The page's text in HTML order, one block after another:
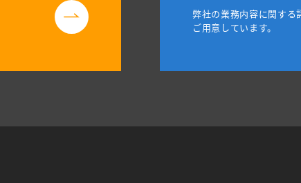
弊社の業務内容に関する
ご用意しています。